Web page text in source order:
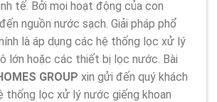
tế. Bởi mọi hoạt động của con
nguồn nước sạch. Giải pháp phổ
là áp dụng các hệ thống lọc xử lý
lớn hoặc các thiết bị lọc nước. Bài
GROUP xin gửi đến quý khách
thống lọc xử lý nước giếng khoan